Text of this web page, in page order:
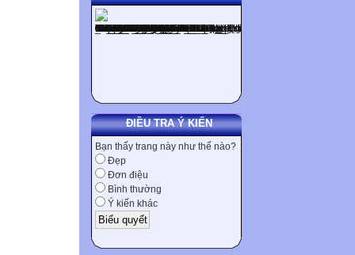
ĐIỀU TRA Ý KIẾN
Bạn thấy trang này như thế nào?
Đẹp
Đơn điệu
Bình thường
Ý kiến khác